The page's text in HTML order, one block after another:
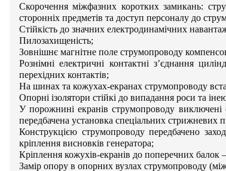
Скорочення міжфазних коротких замикань:
сторонніх предметів та доступ персоналу до
Стійкість до значних електродинамічних
Пилозахищеність;
Зовнішнє магнітне поле струмопроводу
Рознімні електричні контактні з’єднання
перехідних контактів;
На шинах та кожухах-екранах струмопроводу
Опорні ізолятори стійкі до випадання роси та
У порожнині екранів струмопроводу виключені
передбачена установка спеціальних стрижневих
Конструкцією струмопроводу передбачено
кріплення висновків генератора;
Кріплення кожухів-екранів до поперечних балок
Замір опору в опорних вузлах струмопроводу